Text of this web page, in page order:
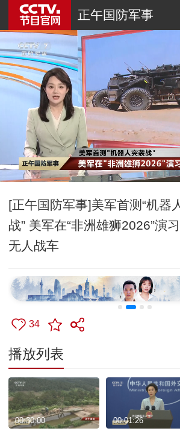
正午国防军事
[正午国防军事]美军首测“机器
战” 美军在“非洲雄狮2026”演
无人战车
34
播放列表
00:30:00 00:01:26